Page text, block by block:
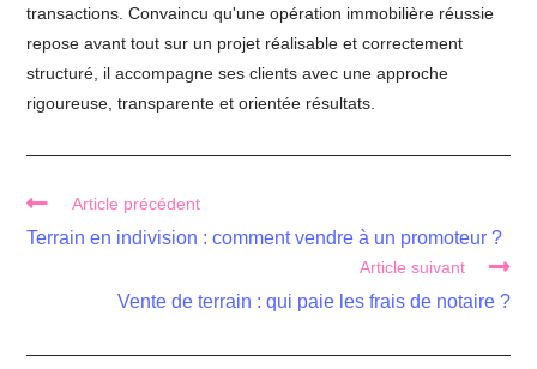
transactions. Convaincu qu'une opération immobilière réussie
repose avant tout sur un projet réalisable et correctement
structuré, il accompagne ses clients avec une approche
rigoureuse, transparente et orientée résultats.
Read
articles
Article précédent
Terrain en indivision : comment vendre à un promoteur ?
Article suivant
Vente de terrain : qui paie les frais de notaire ?